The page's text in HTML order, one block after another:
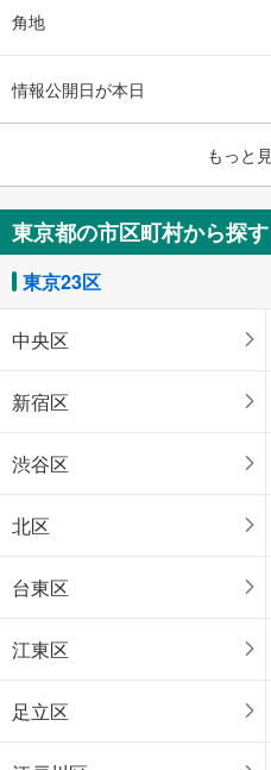
角地
情報公開日が本日
もっと
東京都の市区町村から探す
東京23区
中央区
新宿区
渋谷区
北区
台東区
江東区
足立区